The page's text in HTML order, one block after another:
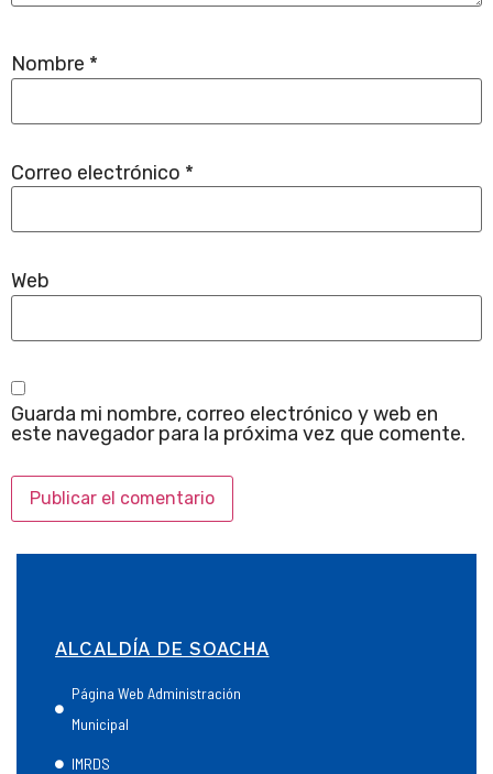
Nombre *
Correo electrónico *
Web
Guarda mi nombre, correo electrónico y web en
este navegador para la próxima vez que comente.
ALCALDÍA DE SOACHA
Página Web Administración
Municipal
IMRDS